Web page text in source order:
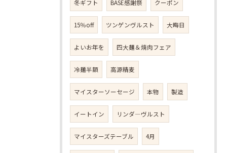
冬ギフト BASE感謝祭 クーポン
15％off ツンゲンヴルスト 大晦日
よいお年を 四大麺＆焼肉フェア
冷麺半額 高源精麦
マイスターソーセージ 本物 製造
イートイン リンダ―ヴルスト
マイスターズテーブル 4月